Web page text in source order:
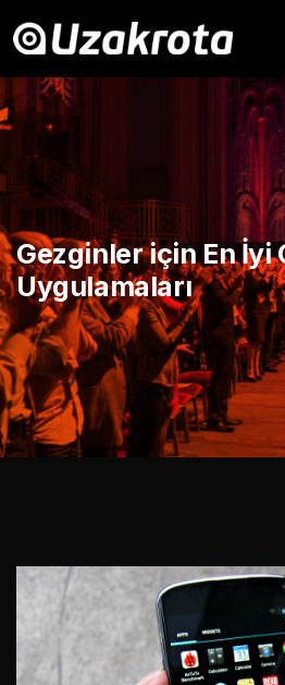
Gezginler için En İyi
Uygulamaları